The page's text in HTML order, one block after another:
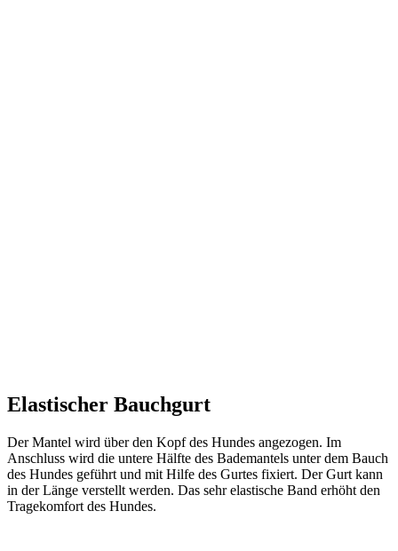
Elastischer Bauchgurt
Der Mantel wird über den Kopf des Hundes angezogen. Im
Anschluss wird die untere Hälfte des Bademantels unter dem Bauch
des Hundes geführt und mit Hilfe des Gurtes fixiert. Der Gurt kann
in der Länge verstellt werden. Das sehr elastische Band erhöht den
Tragekomfort des Hundes.